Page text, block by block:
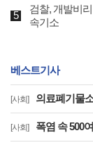
검찰, 개발비
속기소
베스트기사
[사회] 의료폐기물
[사회] 폭염 속 500여 명